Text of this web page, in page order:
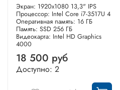
Экран: 1920x1080 13,3" IPS
Процессор: Intel Core i7-3517U 4
Оперативная память: 16 ГБ
Память: SSD 256 ГБ
Видеокарта: Intel HD Graphics
4000
18 500 руб
Доступно: 2